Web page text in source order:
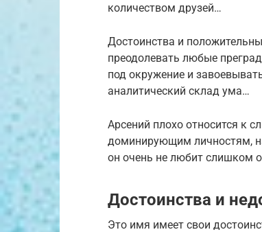
количеством друзей…
Достоинства и
преодолевать любые
под окружение и
аналитический склад ума…
Арсений плохо относится к
доминирующим личностям,
он очень не любит слишком
Достоинства и
Это имя имеет свои